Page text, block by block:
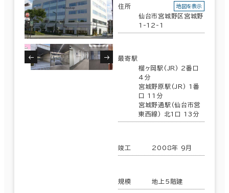
住所
仙台市宮城野区宮城野
1-12-1
地図を表示
最寄駅
榴ヶ岡駅(JR) 2番口
4分
宮城野原駅(JR) 1番
口 11分
宮城野通駅(仙台市営
東西線) 北1口 13分
竣工 2008年 9月
規模 地上5階建